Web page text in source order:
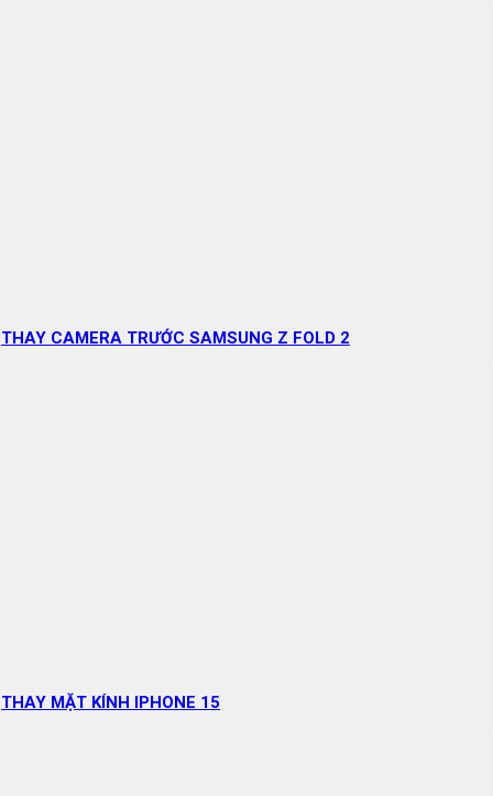
THAY CAMERA TRƯỚC SAMSUNG Z FOLD 2
THAY MẶT KÍNH IPHONE 15